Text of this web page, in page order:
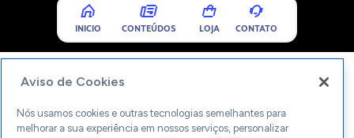
INICIO CONTEÚDOS LOJA CONTATO
Aviso de Cookies
Nós usamos cookies e outras tecnologias semelhantes para
melhorar a sua experiência em nossos serviços, personalizar